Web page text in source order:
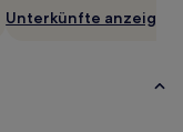
Unterkünfte anzeigen